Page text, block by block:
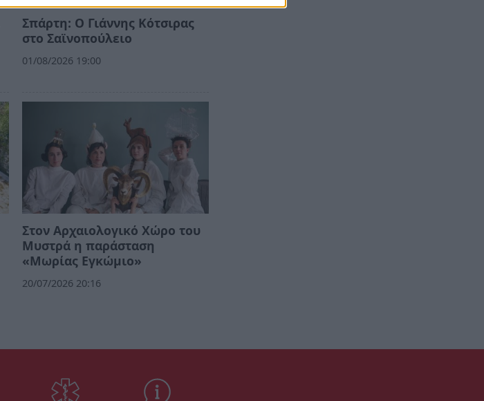
Σπάρτη: Ο Γιάννης Κότσιρας
στο Σαϊνοπούλειο
01/08/2026 19:00
Στον Αρχαιολογικό Χώρο του
Μυστρά η παράσταση
«Μωρίας Εγκώμιο»
20/07/2026 20:16